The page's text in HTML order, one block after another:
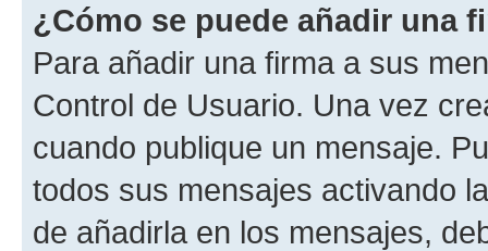
¿Cómo se puede añadir una
Para añadir una firma a sus
Control de Usuario. Una vez
cuando publique un mensaje.
todos sus mensajes activando
de añadirla en los mensajes,